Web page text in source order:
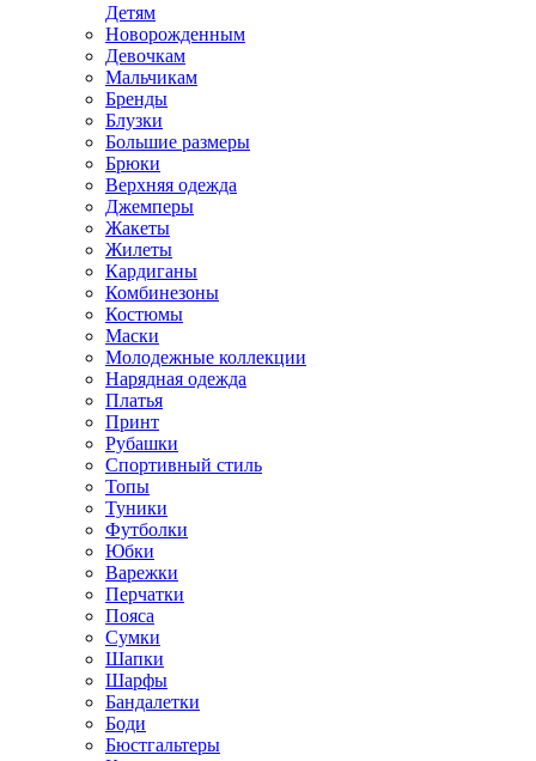
Детям
Новорожденным
Девочкам
Мальчикам
Бренды
Блузки
Большие размеры
Брюки
Верхняя одежда
Джемперы
Жакеты
Жилеты
Кардиганы
Комбинезоны
Костюмы
Маски
Молодежные коллекции
Нарядная одежда
Платья
Принт
Рубашки
Спортивный стиль
Топы
Туники
Футболки
Юбки
Варежки
Перчатки
Пояса
Сумки
Шапки
Шарфы
Бандалетки
Боди
Бюстгальтеры